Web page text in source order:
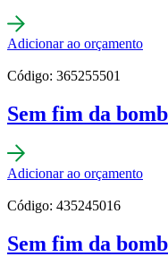
Adicionar ao orçamento
Código: 365255501
Sem fim da
Adicionar ao orçamento
Código: 435245016
Sem fim da